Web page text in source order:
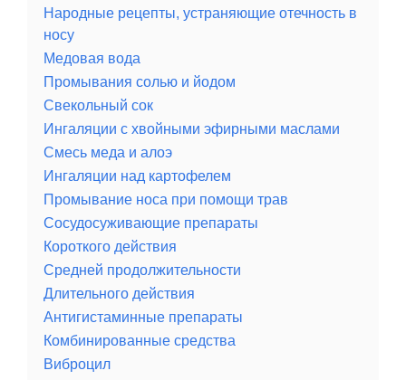
Народные рецепты, устраняющие отечность в
носу
Медовая вода
Промывания солью и йодом
Свекольный сок
Ингаляции с хвойными эфирными маслами
Смесь меда и алоэ
Ингаляции над картофелем
Промывание носа при помощи трав
Сосудосуживающие препараты
Короткого действия
Средней продолжительности
Длительного действия
Антигистаминные препараты
Комбинированные средства
Виброцил